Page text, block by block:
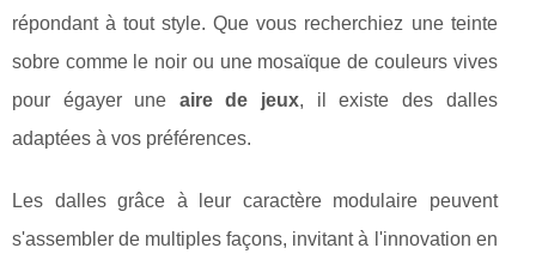
répondant à tout style. Que vous recherchiez une teinte
sobre comme le noir ou une mosaïque de couleurs vives
pour égayer une aire de jeux, il existe des dalles
adaptées à vos préférences.
Les dalles grâce à leur caractère modulaire peuvent
s'assembler de multiples façons, invitant à l'innovation en